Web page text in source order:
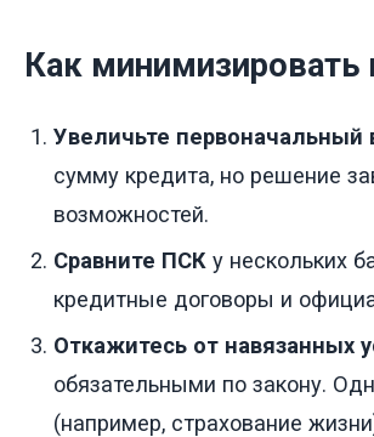
Как минимизировать
Увеличьте первоначальный
сумму кредита, но решение
возможностей.
Сравните ПСК у нескольких
кредитные договоры и
Откажитесь от навязанных
обязательными по закону.
(например, страхование